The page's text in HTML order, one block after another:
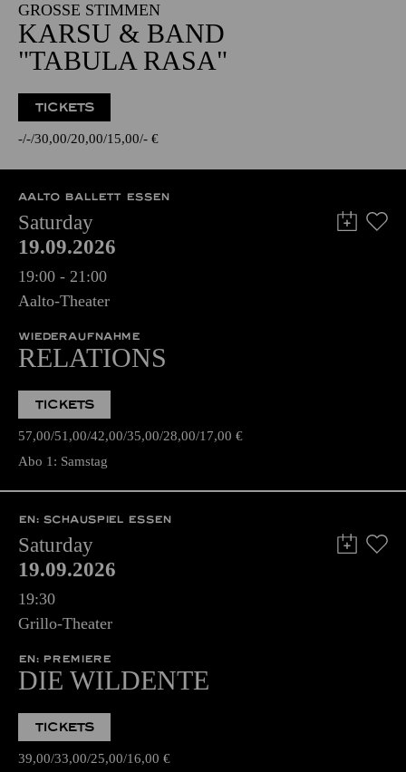
GROSSE STIMMEN
KARSU & BAND
"TABULA RASA"
TICKETS
- - 30,00 20,00 15,00 - €
AALTO BALLETT ESSEN
Saturday
19.09.2026
19:00 - 21:00
Aalto-Theater
WIEDERAUFNAHME
RELATIONS
TICKETS
57,00 51,00 42,00 35,00 28,00 17,00 €
Abo 1: Samstag
EN: SCHAUSPIEL ESSEN
Saturday
19.09.2026
19:30
Grillo-Theater
EN: PREMIERE
DIE WILDENTE
TICKETS
39,00 33,00 25,00 16,00 €